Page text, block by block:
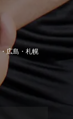
広島・札幌